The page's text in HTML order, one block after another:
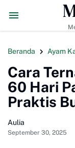
Resmi Ditunjuk
Beranda Ayam
Cara
60 Hari
Praktis
Aulia
September 30, 2025